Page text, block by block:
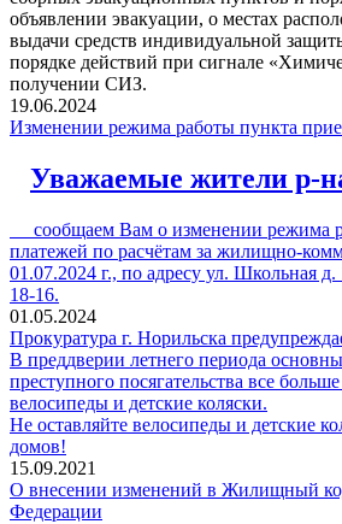
объявлении эвакуации, о местах
выдачи средств индивидуальной
порядке действий при сигнале
получении СИЗ.
19.06.2024
Изменении режима работы пункта
Уважаемые жители р-
сообщаем Вам о изменении режима
платежей по расчётам за жилищно-
01.07.2024 г., по адресу ул. Школьная
18-16.
01.05.2024
Прокуратура г. Норильска
В преддверии летнего периода
преступного посягательства все
велосипеды и детские коляски.
Не оставляйте велосипеды и детские
домов!
15.09.2021
О внесении изменений в Жилищный
Федерации